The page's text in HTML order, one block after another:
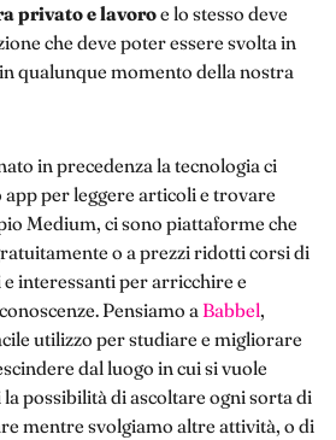
privato e lavoroe lo stesso deve
che deve poter essere svolta in
qualunque momento della nostra
in precedenza la tecnologia ci
per leggere articoli e trovare
Medium, ci sono piattaforme che
o a prezzi ridotti corsi di
interessanti per arricchire e
Pensiamo aBabbel,
utilizzo per studiare e migliorare
dal luogo in cui si vuole
possibilità di ascoltare ogni sorta di
mentre svolgiamo altre attività, o di